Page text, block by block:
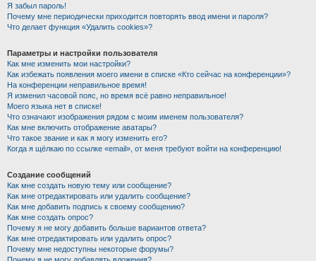
Я забыл пароль!
Почему мне периодически приходится повторять ввод имени и пароля?
Что делает функция «Удалить cookies»?
Параметры и настройки пользователя
Как мне изменить мои настройки?
Как избежать появления моего имени в списке «Кто сейчас на конференции»?
На конференции неправильное время!
Я изменил часовой пояс, но время всё равно неправильное!
Моего языка нет в списке!
Что означают изображения рядом с моим именем пользователя?
Как мне включить отображение аватары?
Что такое звание и как я могу изменить его?
Когда я щёлкаю по ссылке «email», от меня требуют войти на конференцию!
Создание сообщений
Как мне создать новую тему или сообщение?
Как мне отредактировать или удалить сообщение?
Как мне добавить подпись к своему сообщению?
Как мне создать опрос?
Почему я не могу добавить больше вариантов ответа?
Как мне отредактировать или удалить опрос?
Почему мне недоступны некоторые форумы?